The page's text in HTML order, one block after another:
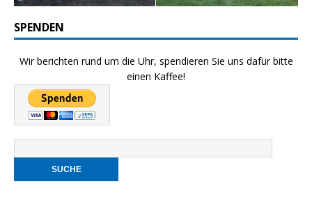
SPENDEN
Wir berichten rund um die Uhr, spendieren Sie uns dafür bitte
einen Kaffee!